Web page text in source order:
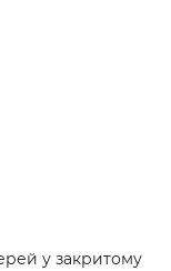
у закритому